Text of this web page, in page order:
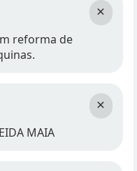
×
reforma de
×
MAIA